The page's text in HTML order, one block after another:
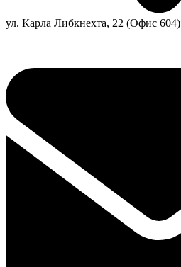
ул. Карла Либкнехта, 22 (Офис 604)